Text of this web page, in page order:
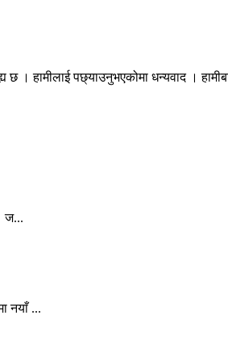
छ । हामीलाई पछ्याउनुभएकोमा धन्यवाद ।
ज...
नयाँ ...